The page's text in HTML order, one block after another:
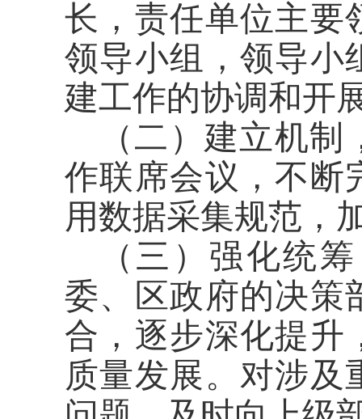
长，责任单位主要
领导小组，领导小
建工作的协调和开
（二）建立机
作联席会议，不断
用数据采集规范，
（三）强化统
委、区政府的决策
合，逐步深化提升
质量发展。对涉及